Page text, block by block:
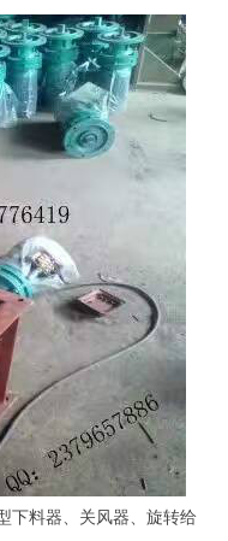
下料器、关风器、旋转给